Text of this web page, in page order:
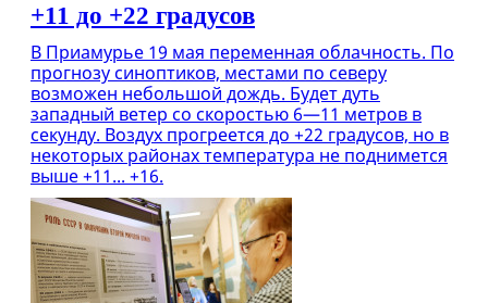
+11 до +22 градусов
В Приамурье 19 мая переменная облачность. По
прогнозу синоптиков, местами по северу
возможен небольшой дождь. Будет дуть
западный ветер со скоростью 6—11 метров в
секунду. Воздух прогреется до +22 градусов, но в
некоторых районах температура не поднимется
выше +11... +16.